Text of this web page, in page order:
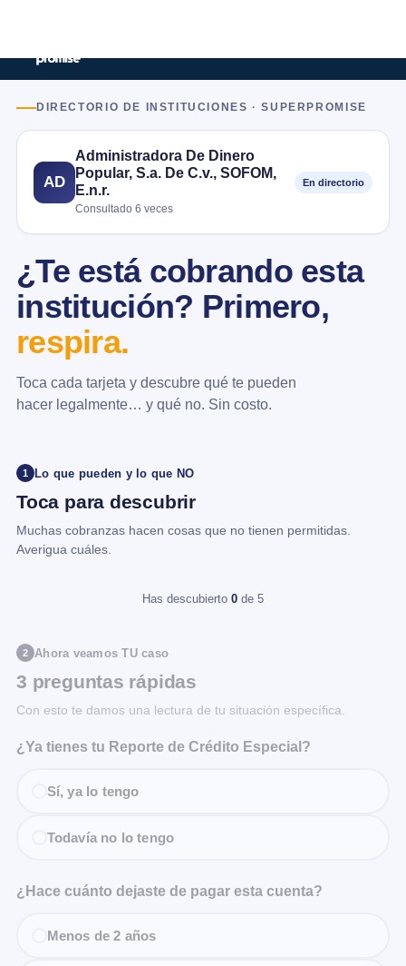
DIRECTORIO DE INSTITUCIONES · SUPERPROMISE
AD
Administradora De Dinero
Popular, S.a. De C.v., SOFOM,
E.n.r.
Consultado 6 veces
En directorio
¿Te está cobrando esta
institución? Primero,
respira.
Toca cada tarjeta y descubre qué te pueden
hacer legalmente… y qué no. Sin costo.
1 Lo que pueden y lo que NO
Toca para descubrir
Muchas cobranzas hacen cosas que no tienen permitidas.
Averigua cuáles.
Has descubierto 0 de 5
2 Ahora veamos TU caso
3 preguntas rápidas
Con esto te damos una lectura de tu situación específica.
¿Ya tienes tu Reporte de Crédito Especial?
Sí, ya lo tengo
Todavía no lo tengo
¿Hace cuánto dejaste de pagar esta cuenta?
Menos de 2 años